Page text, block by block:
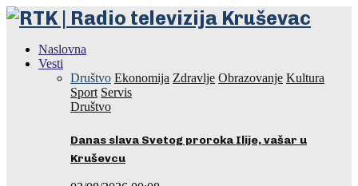
Naslovna
Vesti
Društvo Ekonomija Zdravlje Obrazovanje Kultura
Sport Servis
Društvo
Danas slava Svetog proroka Ilije, vašar u
Kruševcu